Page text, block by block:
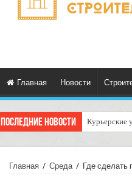
Главная Новости
Последние новости Курьерские
Как выбрать
Главная / Среда / Где сделать